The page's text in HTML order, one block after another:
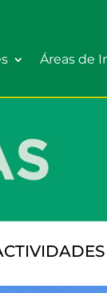
Áreas de